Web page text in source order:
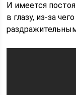
И имеется
в глазу, из-за